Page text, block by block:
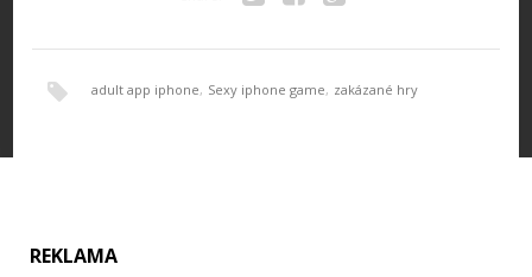
adult app iphone, Sexy iphone game, zakázané hry
REKLAMA